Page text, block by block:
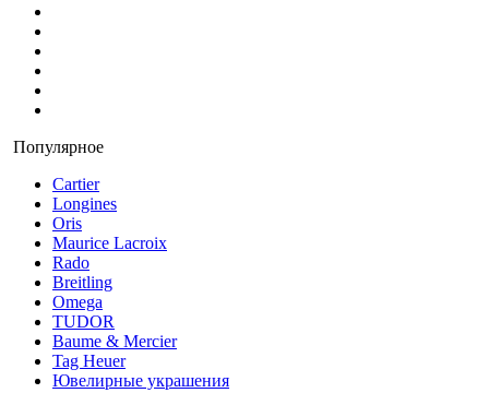
Популярное
Cartier
Longines
Oris
Maurice Lacroix
Rado
Breitling
Omega
TUDOR
Baume & Mercier
Tag Heuer
Ювелирные украшения